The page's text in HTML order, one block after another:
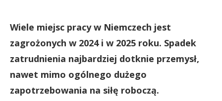
Wiele miejsc pracy w Niemczech jest
zagrożonych w 2024 i w 2025 roku. Spadek
zatrudnienia najbardziej dotknie przemysł,
nawet mimo ogólnego dużego
zapotrzebowania na siłę roboczą.